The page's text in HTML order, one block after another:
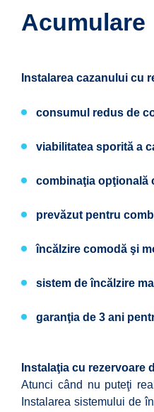
Acumulare
Instalarea cazanului cu
consumul redus de
viabilitatea sporită a
combinaţia opţională
prevăzut pentru
încălzire comodă şi
sistem de încălzire
garanţia de 3 ani
Instalaţia cu rezervoare
Atunci când nu puteţi
Instalarea sistemului de